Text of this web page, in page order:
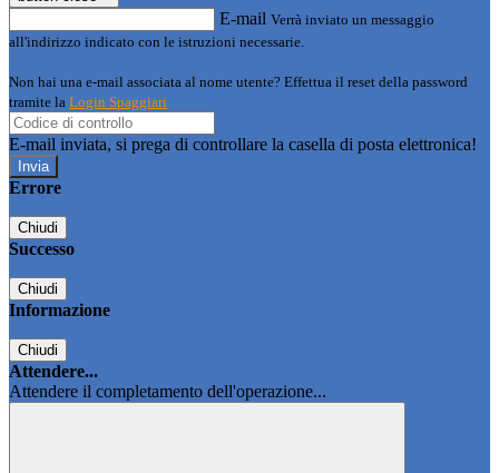
E-mail Verrà inviato un messaggio
all'indirizzo indicato con le istruzioni necessarie.
Non hai una e-mail associata al nome utente? Effettua il reset della password
tramite la Login Spaggiari
E-mail inviata, si prega di controllare la casella di posta elettronica!
Errore
Chiudi
Successo
Chiudi
Informazione
Chiudi
Attendere...
Attendere il completamento dell'operazione...